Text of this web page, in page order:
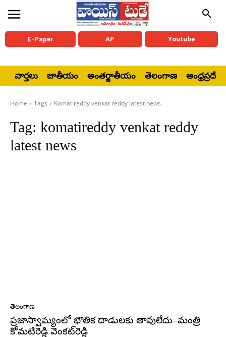
E-Paper AP Youtube
వార్తలు జాతీయం అంతర్జాతీయం తెలంగాణ ఆంధ్రప్రదేశ్
Home Tags Komatireddy venkat reddy latest news
Tag: komatireddy venkat reddy
latest news
తెలంగాణ
ప్రజాస్వామ్యంలో భౌతిక దాడులకు తావులేదు–మంత్రి
కోమటిరెడ్డి వెంకట్‌రెడ్డి